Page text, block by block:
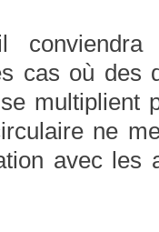
cas où des
multiplient
ne
avec les